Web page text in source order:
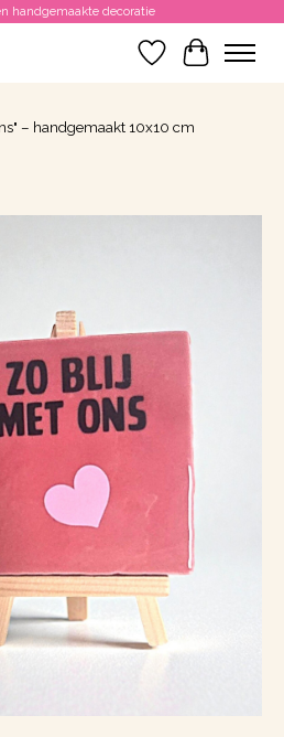
handgemaakte decoratie
Verlanglijst
– handgemaakt 10x10 cm